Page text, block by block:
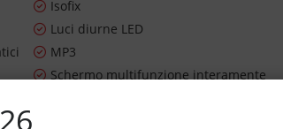
Isofix
Luci diurne LED
MP3
Schermo multifunzione interamente